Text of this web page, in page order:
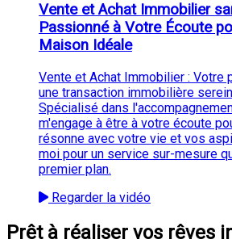
Vente et Achat Immobilier
Passionné à Votre Écoute
Maison Idéale
Vente et Achat Immobilier : Votre
une transaction immobilière
Spécialisé dans
m'engage à être à votre écoute
résonne avec votre vie et vos
moi pour un service sur-mesure
premier plan.
Regarder la vidéo
Prêt à réaliser vos rêves